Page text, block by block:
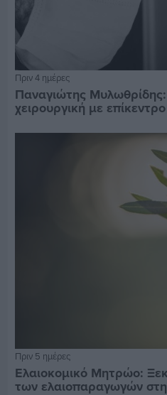
Πριν 4 ημέρες
Παναγιώτης
χειρουργική με
Πριν 5 ημέρες
Ελαιοκομικό Μητρώο:
των ελαιοπαραγωγών